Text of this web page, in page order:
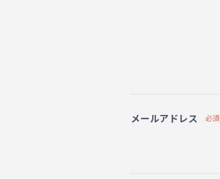
メールアドレス 必須